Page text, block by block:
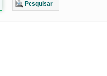
Pesquisar